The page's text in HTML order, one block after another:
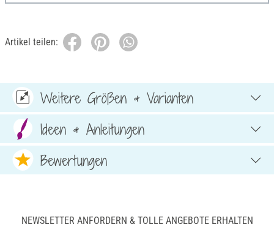
Artikel teilen:
Weitere Größen & Varianten
Ideen & Anleitungen
Bewertungen
NEWSLETTER ANFORDERN & TOLLE ANGEBOTE ERHALTEN